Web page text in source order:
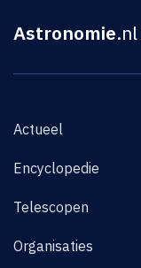
Astronomie.nl
Actueel
Encyclopedie
Telescopen
Organisaties